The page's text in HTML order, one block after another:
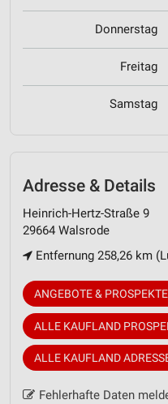
Donnerstag
Freitag
Samstag
Adresse & Details
Heinrich-Hertz-Straße 9
29664 Walsrode
Entfernung 258,26 km
ANGEBOTE &
ALLE KAUFLAND
ALLE KAUFLAND
Fehlerhafte Daten